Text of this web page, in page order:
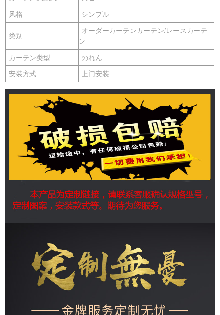
风格 シンプル
类别
オーダーカーテンカーテン/レースカーテ
ン
カーテン类型 のれん
安装方式 上门安装